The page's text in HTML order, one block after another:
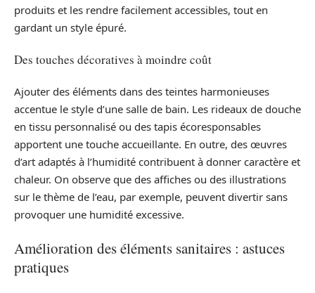
produits et les rendre facilement accessibles, tout en
gardant un style épuré.
Des touches décoratives à moindre coût
Ajouter des éléments dans des teintes harmonieuses
accentue le style d’une salle de bain. Les rideaux de douche
en tissu personnalisé ou des tapis écoresponsables
apportent une touche accueillante. En outre, des œuvres
d’art adaptés à l’humidité contribuent à donner caractère et
chaleur. On observe que des affiches ou des illustrations
sur le thème de l’eau, par exemple, peuvent divertir sans
provoquer une humidité excessive.
Amélioration des éléments sanitaires : astuces
pratiques